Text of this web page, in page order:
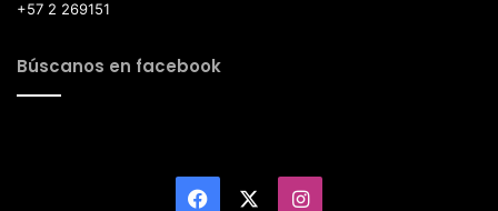
+57 2 269151
Búscanos en facebook
Facebook Instagram